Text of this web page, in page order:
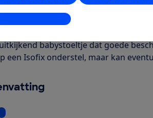
aanpassen
dit product
door de Consumentenbond
babystoeltje dat goede
een Isofix onderstel, maar kan
informatie voor Soort